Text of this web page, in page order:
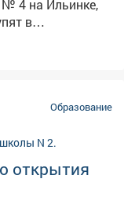
№ 4 на Ильинке,
в
примерить на
смысле.
Образование
открытия